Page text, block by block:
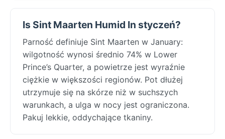
Is Sint Maarten Humid In styczeń?
Parność definiuje Sint Maarten w January:
wilgotność wynosi średnio 74% w Lower
Prince’s Quarter, a powietrze jest wyraźnie
ciężkie w większości regionów. Pot dłużej
utrzymuje się na skórze niż w suchszych
warunkach, a ulga w nocy jest ograniczona.
Pakuj lekkie, oddychające tkaniny.